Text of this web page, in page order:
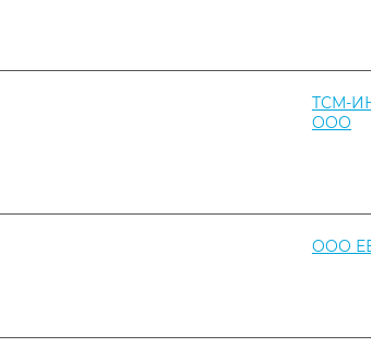
ТСМ-
ООО
ООО